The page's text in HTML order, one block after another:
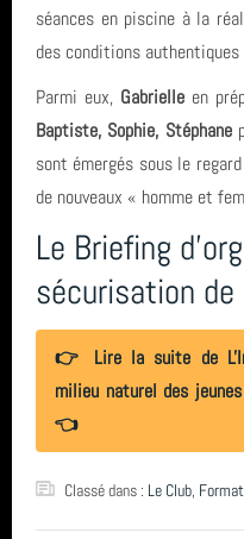
Bio &
séances en piscine à la
des conditions authentiques
Parmi eux, Gabrielle en
Baptiste, Sophie, Stéphane
sont émergés sous le
de nouveaux « homme et
Le Briefing
sécurisation de
👉 Lire la suite de
milieu naturel des
👈
Classé dans : Le Club